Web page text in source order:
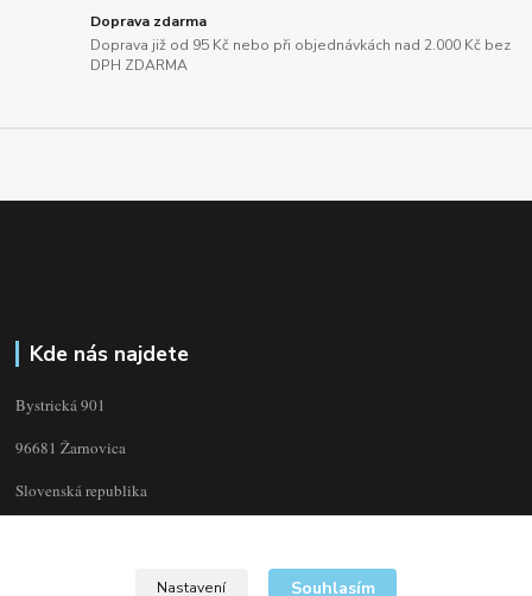
Doprava zdarma
Doprava již od 95 Kč nebo při objednávkách nad 2.000 Kč bez
DPH ZDARMA
Kde nás najdete
Bystrická 901
96681 Žarnovica
Slovenská republika
Nastavení Souhlasím